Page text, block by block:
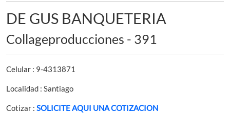
DE GUS BANQUETERIA
Collageproducciones - 391
Celular : 9-4313871
Localidad : Santiago
Cotizar : SOLICITE AQUI UNA COTIZACION